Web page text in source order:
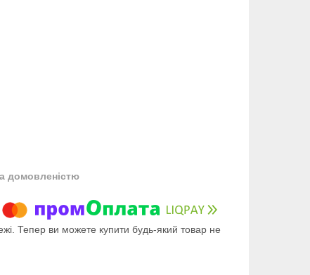
домовленістю
Тепер ви можете купити будь-який товар не